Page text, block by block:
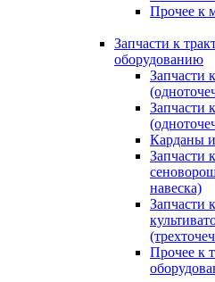
Прочее к
Запчасти к
оборудованию
Запчасти
Запчасти
Карданы
Запчасти
навеска)
Запчасти
Прочее к